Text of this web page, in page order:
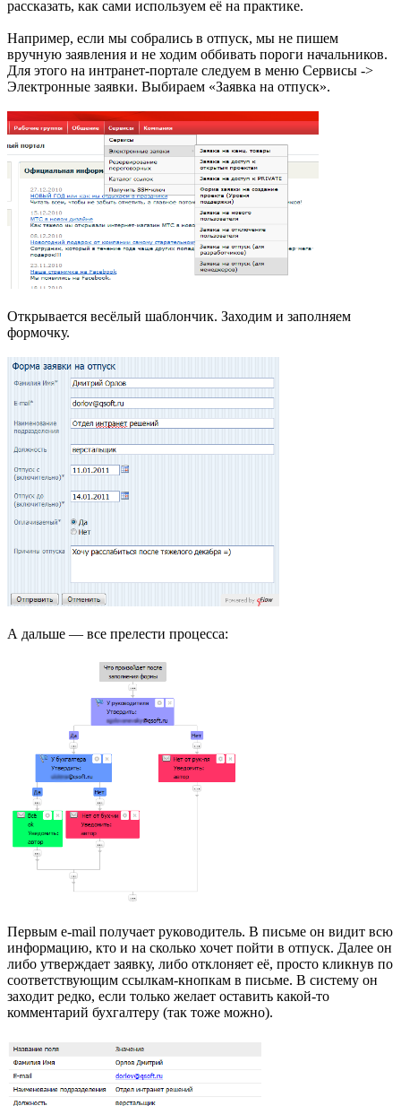
рассказать, как сами используем её на практике.
Например, если мы собрались в отпуск, мы не пишем
вручную заявления и не ходим оббивать пороги начальников.
Для этого на интранет-портале следуем в меню Сервисы ->
Электронные заявки. Выбираем «Заявка на отпуск».
Открывается весёлый шаблончик. Заходим и заполняем
формочку.
А дальше — все прелести процесса:
Первым e-mail получает руководитель. В письме он видит всю
информацию, кто и на сколько хочет пойти в отпуск. Далее он
либо утверждает заявку, либо отклоняет её, просто кликнув по
соответствующим ссылкам-кнопкам в письме. В систему он
заходит редко, если только желает оставить какой-то
комментарий бухгалтеру (так тоже можно).